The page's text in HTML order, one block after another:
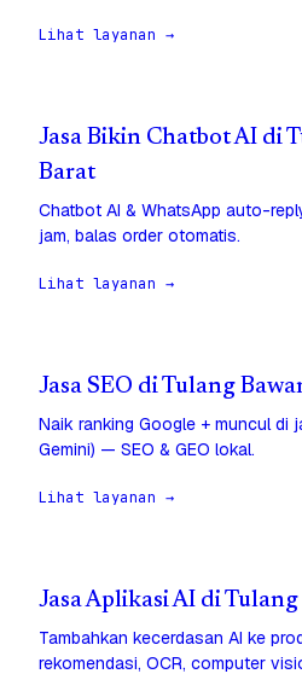
Lihat layanan →
Jasa Bikin Chatbot AI di
Barat
Chatbot AI & WhatsApp auto-
jam, balas order otomatis.
Lihat layanan →
Jasa SEO di Tulang
Naik ranking Google + muncul di
Gemini) — SEO & GEO lokal.
Lihat layanan →
Jasa Aplikasi AI di
Tambahkan kecerdasan AI ke
rekomendasi, OCR, computer